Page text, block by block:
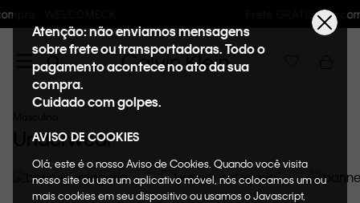
Atenção: não enviamos mensagens
sobre frete ou transportadoras. Todo o
pagamento acontece no ato da sua
compra.
Cuidado com golpes.
AVISO DE COOKIES
Olá, este é o nosso Aviso de Cookies. Quando você visita
nosso site ou usa um aplicativo móvel, nós colocamos um ou
mais cookies em seu dispositivo ou usamos o Javascript,
Underwear